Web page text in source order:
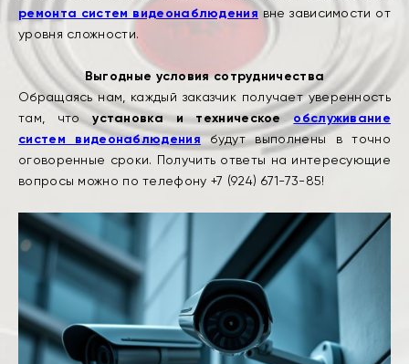
ремонта систем видеонаблюдения вне зависимости от
уровня сложности.
​Выгодные условия сотрудничества
Обращаясь нам, каждый заказчик получает уверенность
там, чтоустановка и техническоеобслуживание
систем видеонаблюдениябудут выполнены в точно
оговоренные сроки. Получить ответы на интересующие
вопросы можно по телефону +7 (924) 671-73-85!